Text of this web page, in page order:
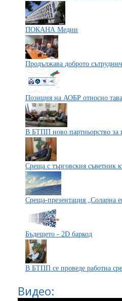
ПОКАНА Медии
Продължава доброто
Позиция на АОБР относно
В БТПП ново партньорство за
Среща с търговския съветник
Среща-презентация „Соларна
Бъдещето - 2D баркод
В БТПП се проведе работна
Видео: